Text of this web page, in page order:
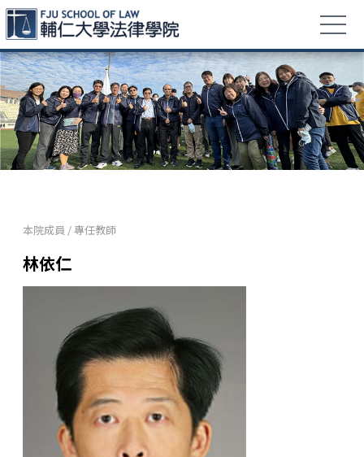
本院成員 /專任教師
林依仁